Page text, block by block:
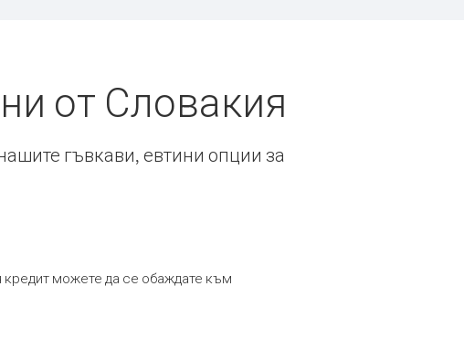
от Словакия
гъвкави, евтини опции за
кредит можете да се обаждате към